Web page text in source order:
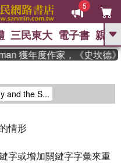
5
GO
、 父親節 、 如果歷
喵 、 暑期推薦
、 、
走神經
三民東大 電子書 親子
獲年度作家，《史坎德
and the S...
情形
字或增加關鍵字字彙來重